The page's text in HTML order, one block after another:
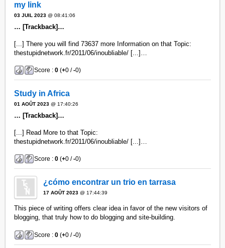
my link
03 JUIL 2023 @ 08:41:06
… [Trackback]…
[...] There you will find 73637 more Information on that Topic:
thestupidnetwork.fr/2011/06/inoubliable/ [...]…
Score :0 (+0 /-0)
Study in Africa
01 AOÛT 2023 @ 17:40:26
… [Trackback]…
[...] Read More to that Topic:
thestupidnetwork.fr/2011/06/inoubliable/ [...]…
Score :0 (+0 /-0)
¿cómo encontrar un trio en tarrasa
17 AOÛT 2023 @ 17:44:39
This piece of writing offers clear idea in favor of the new visitors of
blogging, that truly how to do blogging and site-building.
Score :0 (+0 /-0)